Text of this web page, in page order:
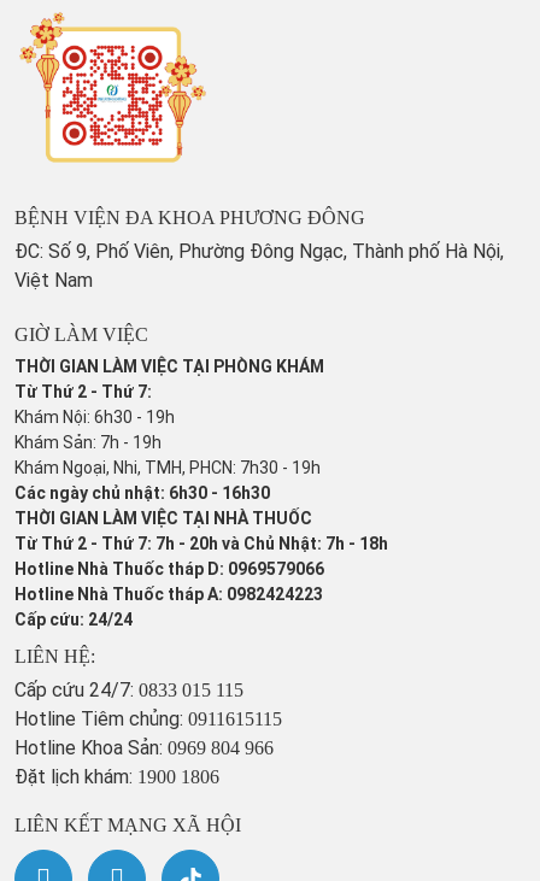
BỆNH VIỆN ĐA KHOA PHƯƠNG ĐÔNG
ĐC: Số 9, Phố Viên, Phường Đông Ngạc, Thành phố Hà Nội,
Việt Nam
GIỜ LÀM VIỆC
THỜI GIAN LÀM VIỆC TẠI PHÒNG KHÁM
Từ Thứ 2 - Thứ 7:
Khám Nội: 6h30 - 19h
Khám Sản: 7h - 19h
Khám Ngoại, Nhi, TMH, PHCN: 7h30 - 19h
Các ngày chủ nhật: 6h30 - 16h30
THỜI GIAN LÀM VIỆC TẠI NHÀ THUỐC
Từ Thứ 2 - Thứ 7: 7h - 20h và Chủ Nhật: 7h - 18h
Hotline Nhà Thuốc tháp D: 0969579066
Hotline Nhà Thuốc tháp A: 0982424223
Cấp cứu: 24/24
LIÊN HỆ:
Cấp cứu 24/7: 0833 015 115
Hotline Tiêm chủng: 0911615115
Hotline Khoa Sản: 0969 804 966
Đặt lịch khám: 1900 1806
LIÊN KẾT MẠNG XÃ HỘI